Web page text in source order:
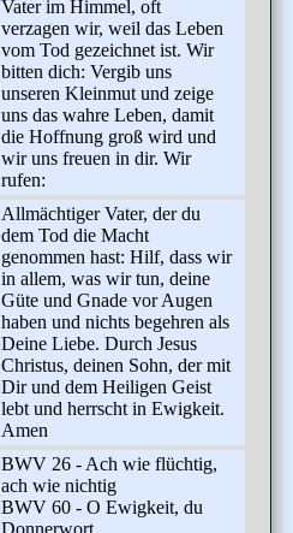
Vater im Himmel, oft
verzagen wir, weil das Leben
vom Tod gezeichnet ist. Wir
bitten dich: Vergib uns
unseren Kleinmut und zeige
uns das wahre Leben, damit
die Hoffnung groß wird und
wir uns freuen in dir. Wir
rufen:
Allmächtiger Vater, der du
dem Tod die Macht
genommen hast: Hilf, dass wir
in allem, was wir tun, deine
Güte und Gnade vor Augen
haben und nichts begehren als
Deine Liebe. Durch Jesus
Christus, deinen Sohn, der mit
Dir und dem Heiligen Geist
lebt und herrscht in Ewigkeit.
Amen
BWV 26 - Ach wie flüchtig,
ach wie nichtig
BWV 60 - O Ewigkeit, du